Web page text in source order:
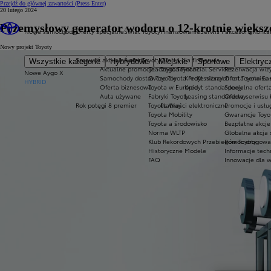
Przejdź do głównej zawartości (Press Enter)
Nowe samochody
Wszystkie kategorie Hybrydowe Miejskie Sportowe
Nowe Aygo X
HYBRID
Oferty specjalne
Sprawdź aktualne oferty
Aktualne promocje
Samochody dostawcze Toyota Professional
Oferta biznesowa
Auta używane
Rok potęgi 8 premier
Świat Toyoty
Świat Toyoty
Dlaczego Toyota?
O Toyocie
Toyota w Europie
Fabryki Toyoty
Toyota Way
Toyota Mobility
Toyota a środowisko
Norma WLTP
Klub Rekordowych Przebiegów Toyoty
Historyczne Modele
FAQ
Finansowanie
Oferta dla firm
Toyota Financial Services
Kredyt niższych rat Toyota
Kredyt standardowy
Leasing standardowy
Płatności elektroniczne
Serwis i akcesoria
Serwis
Rezerwacja
Oferta serwisu
Specjalna
Oferta serwisu
Promocje i
Gwarancje
Bezpłatne
Globalna akcja
Pomoc
Informacje
Innowacje dla
20 lutego 2024
Przemysłowy generator wodoru o 12-krotnie
Nowy projekt Toyoty